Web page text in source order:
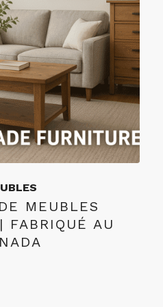
MEUBLES
FABRIQUÉ AU